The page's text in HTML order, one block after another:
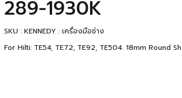
289-1930K
SKU : KENNEDY : เครื่องมือช่าง
For Hilti: TE54, TE72, TE92, TE504. 18mm Round